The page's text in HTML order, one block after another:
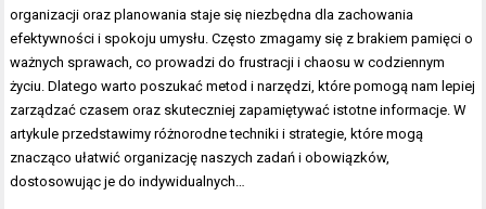
organizacji oraz planowania staje się niezbędna dla zachowania
efektywności i spokoju umysłu. Często zmagamy się z brakiem pamięci o
ważnych sprawach, co prowadzi do frustracji i chaosu w codziennym
życiu. Dlatego warto poszukać metod i narzędzi, które pomogą nam lepiej
zarządzać czasem oraz skuteczniej zapamiętywać istotne informacje. W
artykule przedstawimy różnorodne techniki i strategie, które mogą
znacząco ułatwić organizację naszych zadań i obowiązków,
dostosowując je do indywidualnych…